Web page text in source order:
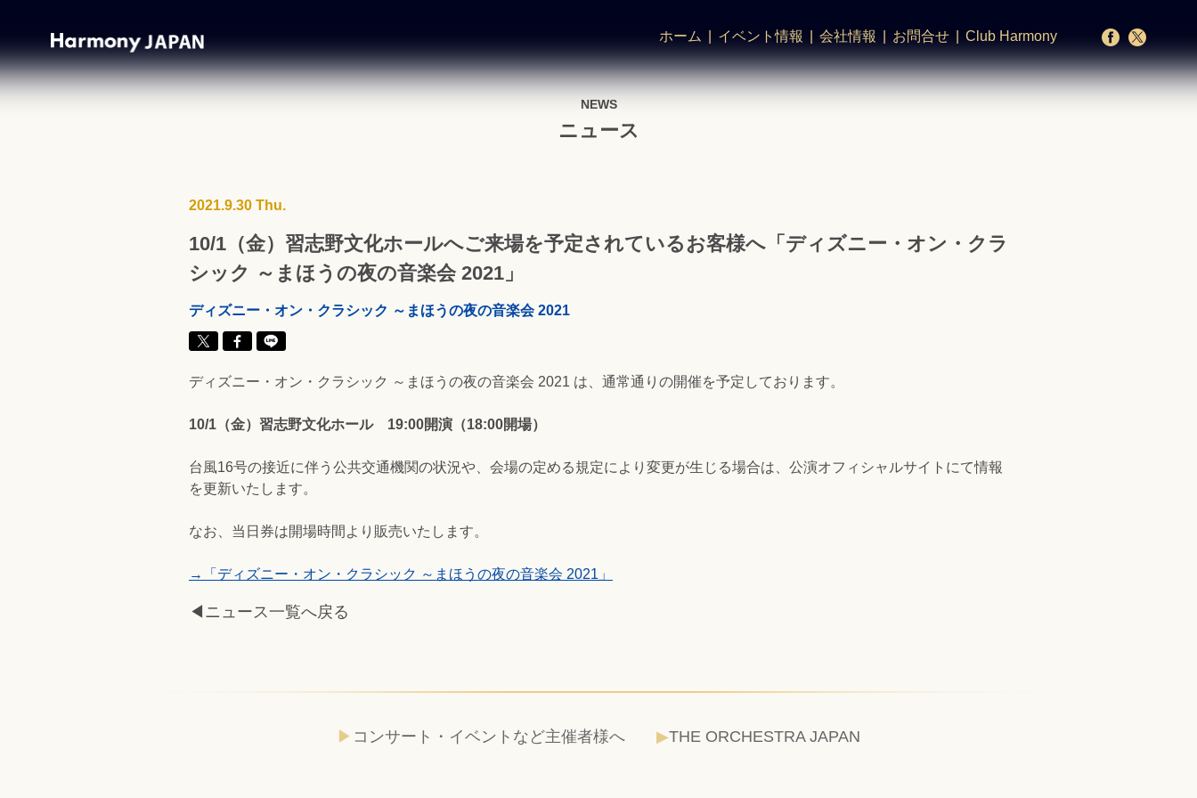
ホーム イベント情報 会社情報 お問合せ Club Harmony
NEWS
ニュース
2021.9.30 Thu.
10/1（金）習志野文化ホールへご来場を予定されているお客様へ「ディズニー・オン・クラ
シック ～まほうの夜の音楽会 2021」
ディズニー・オン・クラシック ～まほうの夜の音楽会 2021
ディズニー・オン・クラシック ～まほうの夜の音楽会 2021 は、通常通りの開催を予定しております。
10/1（金）習志野文化ホール 19:00開演（18:00開場）
台風16号の接近に伴う公共交通機関の状況や、会場の定める規定により変更が生じる場合は、公演オフィシャルサイトにて情報
を更新いたします。
なお、当日券は開場時間より販売いたします。
→「ディズニー・オン・クラシック ～まほうの夜の音楽会 2021」
◀ニュース一覧へ戻る
コンサート・イベントなど主催者様へ THE ORCHESTRA JAPAN